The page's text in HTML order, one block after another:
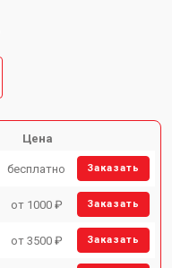
Цена
бесплатно Заказать
от 1000 ₽ Заказать
от 3500 ₽ Заказать